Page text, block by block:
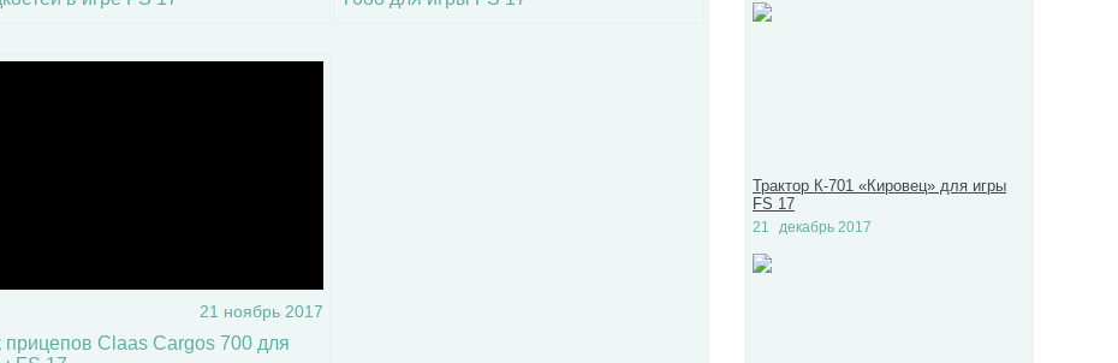
21 ноябрь 2017
прицепов Claas Cargos 700 для
Трактор К-701 «Кировец» для игры
FS 17
21 декабрь 2017